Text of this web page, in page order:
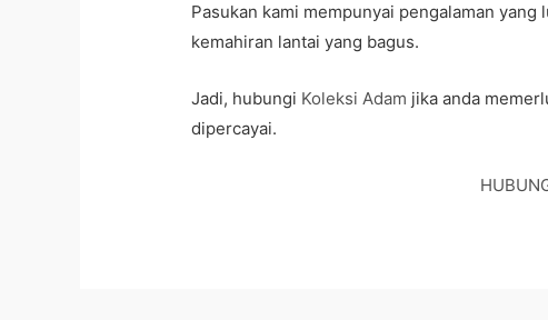
Pasukan kami mempunyai pengalaman
kemahiran lantai yang bagus.
Jadi, hubungi Koleksi Adam jika anda
dipercayai.